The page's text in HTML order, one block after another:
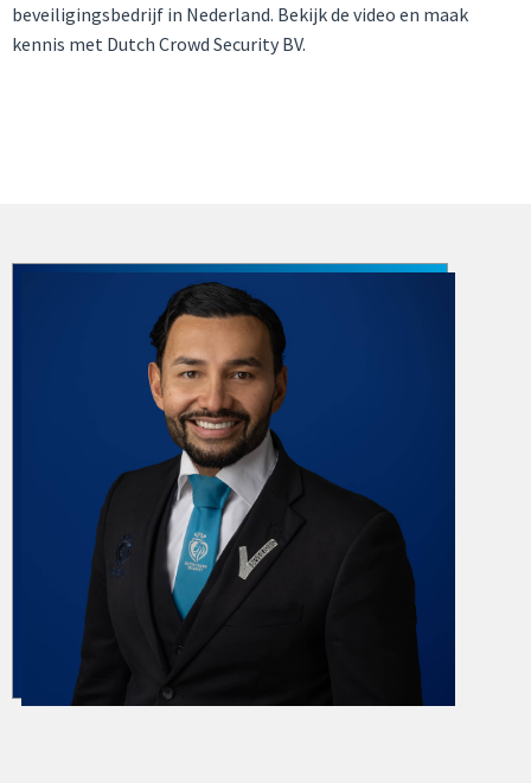
beveiligingsbedrijf in Nederland. Bekijk de video en maak
kennis met Dutch Crowd Security BV.